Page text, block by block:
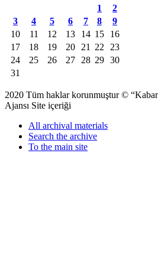
1
2
3
4 5 6 7 8
9
10
11 12 13 14 15
16
17
18 19 20 21 22
23
24
25 26 27 28 29 30
31
2020 Tüm haklar korunmuştur ©
Ajansı Site içeriği
All archival materials
Search the archive
To the main site